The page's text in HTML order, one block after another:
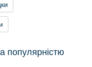
популярністю